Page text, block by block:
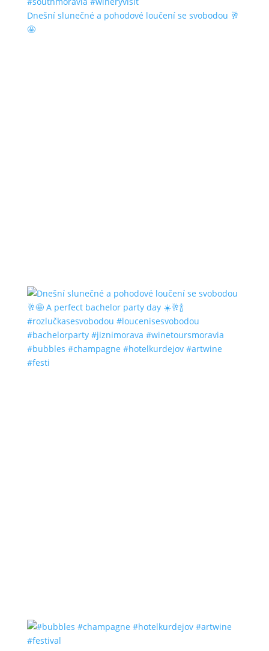
Dnešní slunečné a pohodové loučení se svobodou 🥂
🤩
#bubbles #champagne #hotelkurdejov #artwine
#festi